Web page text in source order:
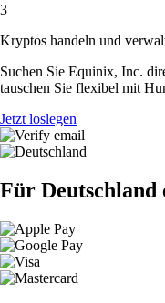
3
Kryptos handeln und
Suchen Sie Equinix, Inc.
tauschen Sie flexibel mit
Jetzt loslegen
Für Deutschland